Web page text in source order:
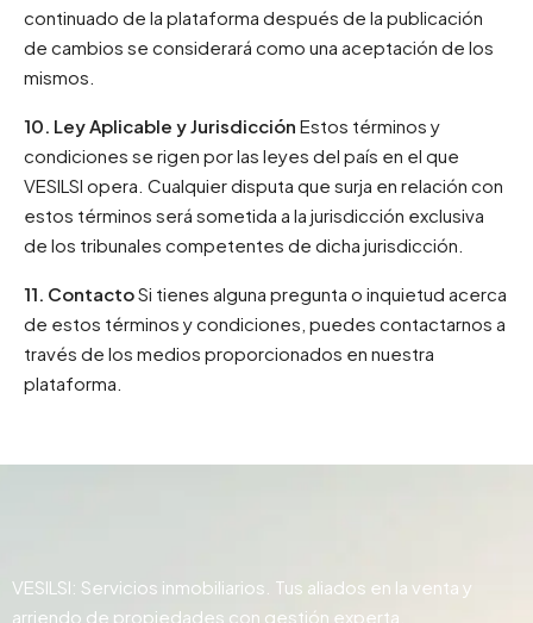
continuado de la plataforma después de la publicación
de cambios se considerará como una aceptación de los
mismos.
10. Ley Aplicable y Jurisdicción Estos términos y
condiciones se rigen por las leyes del país en el que
VESILSI opera. Cualquier disputa que surja en relación con
estos términos será sometida a la jurisdicción exclusiva
de los tribunales competentes de dicha jurisdicción.
11. ContactoSi tienes alguna pregunta o inquietud acerca
de estos términos y condiciones, puedes contactarnos a
través de los medios proporcionados en nuestra
plataforma.
VESILSI: Servicios inmobiliarios. Tus aliados en la venta y
arriendo de propiedades con gestión experta.